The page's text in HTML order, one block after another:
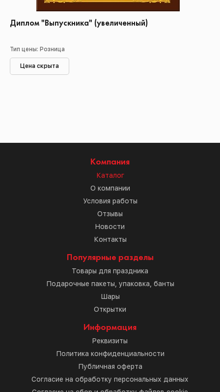
Диплом "Выпускника" (увеличенный)
Тип цены: Розница
Цена скрыта
Компания
Каталог
О компании
Условия работы
Отзывы
Новости
Контакты
Популярные разделы
Товары для праздника
Подарочные пакеты, упаковка, банты
Шары
Открытки
Информация
Реквизиты
Политика конфиденциальности
Публичная оферта
Согласие на обработку персональных данных